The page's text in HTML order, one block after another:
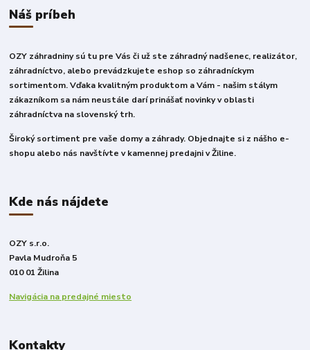
Náš príbeh
OZY záhradniny sú tu pre Vás či už ste záhradný nadšenec, realizátor,
záhradníctvo, alebo prevádzkujete eshop so záhradníckym
sortimentom. Vďaka kvalitným produktom a Vám - našim stálym
zákazníkom sa nám neustále darí prinášať novinky v oblasti
záhradníctva na slovenský trh.
Široký sortiment pre vaše domy a záhrady. Objednajte si z nášho e-
shopu alebo nás navštívte v kamennej predajni v Žiline.
Kde nás nájdete
OZY s.r.o.
Pavla Mudroňa 5
010 01 Žilina
Navigácia na predajné miesto
Kontakty